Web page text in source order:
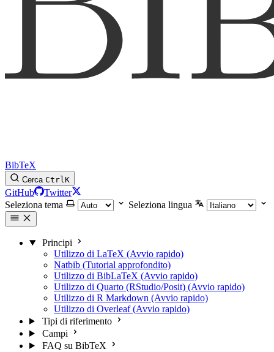
BibTeX
Cerca CtrlK
GitHub
Twitter
Seleziona tema
Seleziona lingua
Principi
Utilizzo di LaTeX (Avvio rapido)
Natbib (Tutorial approfondito)
Utilizzo di BibLaTeX (Avvio rapido)
Utilizzo di Quarto (RStudio/Posit) (Avvio rapido)
Utilizzo di R Markdown (Avvio rapido)
Utilizzo di Overleaf (Avvio rapido)
Tipi di riferimento
Campi
FAQ su BibTeX